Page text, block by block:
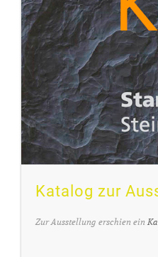
Katalog zur
Zur Ausstellung erschien ein